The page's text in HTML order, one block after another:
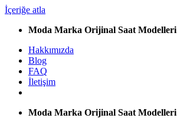
İçeriğe atla
Moda Marka Orijinal Saat Modelleri
Hakkımızda
Blog
FAQ
İletişim
Moda Marka Orijinal Saat Modelleri